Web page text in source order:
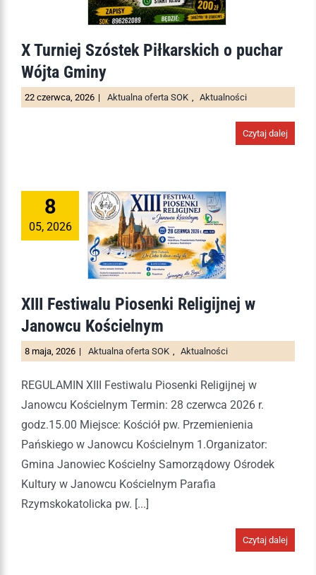
X Turniej Szóstek Piłkarskich o puchar
Wójta Gminy
22 czerwca, 2026 | Aktualna oferta SOK Aktualności
Czytaj dalej
8
05, 2026
XIII Festiwalu Piosenki Religijnej w
Janowcu Kościelnym
8 maja, 2026 | Aktualna oferta SOK , Aktualności
REGULAMIN XIII Festiwalu Piosenki Religijnej w
Janowcu Kościelnym Termin: 28 czerwca 2026 r.
godz.15.00 Miejsce: Kościół pw. Przemienienia
Pańskiego w Janowcu Kościelnym 1.Organizator:
Gmina Janowiec Kościelny Samorządowy Ośrodek
Kultury w Janowcu Kościelnym Parafia
Rzymskokatolicka pw. [...]
Czytaj dalej